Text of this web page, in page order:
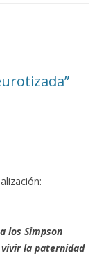
los Simpson
la paternidad